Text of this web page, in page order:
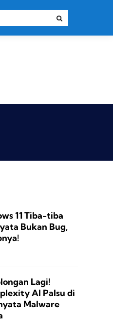
11 Tiba-tiba
Bukan Bug,
Lagi!
AI Palsu di
Malware